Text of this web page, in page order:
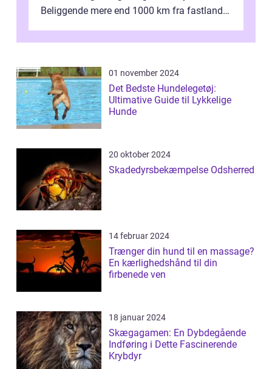
Beliggende mere end 1000 km fra fastlandet
01 november 2024
Det Bedste Hundelegetøj:
Ultimative Guide til Lykkelige
Hunde
20 oktober 2024
Skadedyrsbekæmpelse Odsherred
14 februar 2024
Trænger din hund til en massage?
En kærlighedshånd til din
firbenede ven
18 januar 2024
Skægagamen: En Dybdegående
Indføring i Dette Fascinerende
Krybdyr